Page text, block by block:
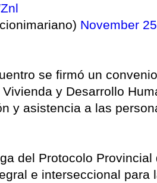
November
se firmó un
y Desarrollo
y asistencia a las
del Protocolo
e interseccional